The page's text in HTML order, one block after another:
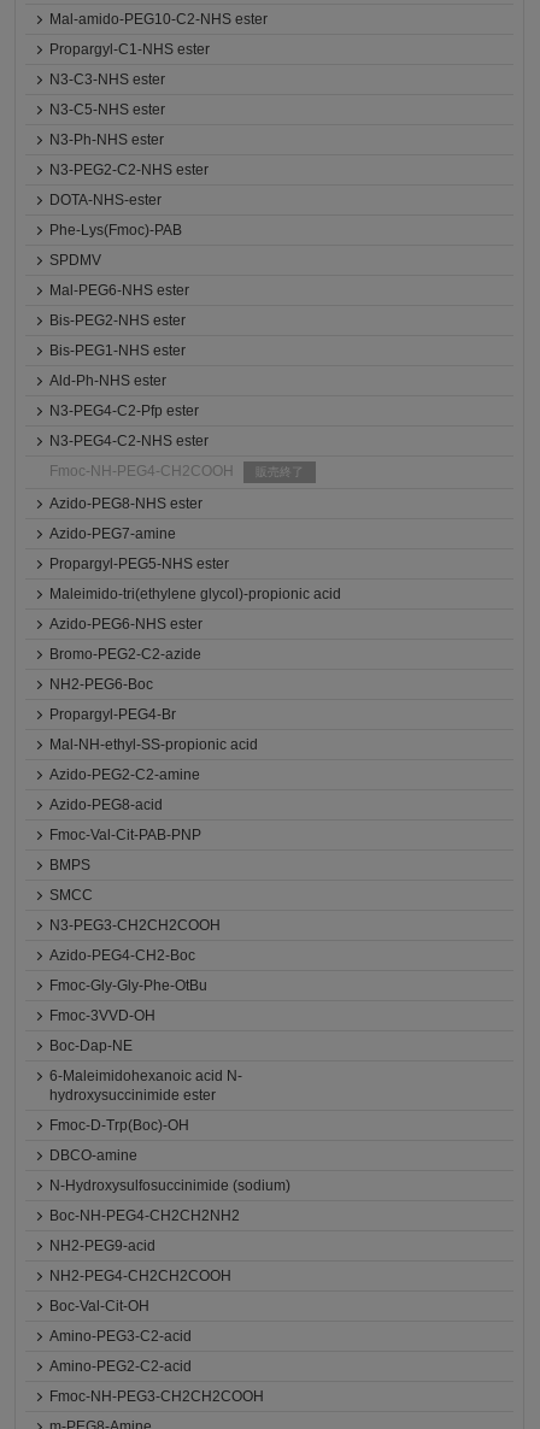
Mal-amido-PEG10-C2-NHS ester
Propargyl-C1-NHS ester
N3-C3-NHS ester
N3-C5-NHS ester
N3-Ph-NHS ester
N3-PEG2-C2-NHS ester
DOTA-NHS-ester
Phe-Lys(Fmoc)-PAB
SPDMV
Mal-PEG6-NHS ester
Bis-PEG2-NHS ester
Bis-PEG1-NHS ester
Ald-Ph-NHS ester
N3-PEG4-C2-Pfp ester
N3-PEG4-C2-NHS ester
Fmoc-NH-PEG4-CH2COOH
販売終了
Azido-PEG8-NHS ester
Azido-PEG7-amine
Propargyl-PEG5-NHS ester
Maleimido-tri(ethylene glycol)-propionic acid
Azido-PEG6-NHS ester
Bromo-PEG2-C2-azide
NH2-PEG6-Boc
Propargyl-PEG4-Br
Mal-NH-ethyl-SS-propionic acid
Azido-PEG2-C2-amine
Azido-PEG8-acid
Fmoc-Val-Cit-PAB-PNP
BMPS
SMCC
N3-PEG3-CH2CH2COOH
Azido-PEG4-CH2-Boc
Fmoc-Gly-Gly-Phe-OtBu
Fmoc-3VVD-OH
Boc-Dap-NE
6-Maleimidohexanoic acid N-
hydroxysuccinimide ester
Fmoc-D-Trp(Boc)-OH
DBCO-amine
N-Hydroxysulfosuccinimide (sodium)
Boc-NH-PEG4-CH2CH2NH2
NH2-PEG9-acid
NH2-PEG4-CH2CH2COOH
Boc-Val-Cit-OH
Amino-PEG3-C2-acid
Amino-PEG2-C2-acid
Fmoc-NH-PEG3-CH2CH2COOH